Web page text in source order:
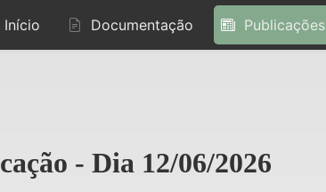
Início Documentação Publicações
- Dia 12/06/2026